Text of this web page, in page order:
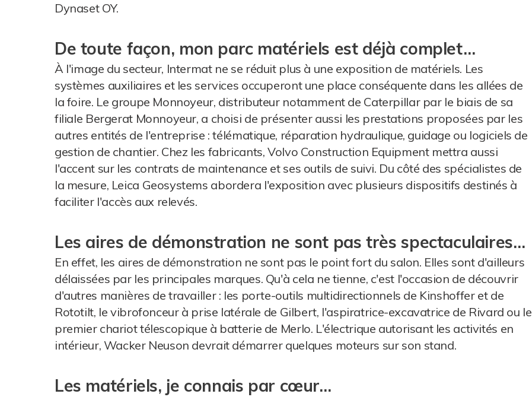
Dynaset OY.
De toute façon, mon parc matériels est déjà complet…
À l'image du secteur, Intermat ne se réduit plus à une exposition de matériels. Les
systèmes auxiliaires et les services occuperont une place conséquente dans les allées de
la foire. Le groupe Monnoyeur, distributeur notamment de Caterpillar par le biais de sa
filiale Bergerat Monnoyeur, a choisi de présenter aussi les prestations proposées par les
autres entités de l'entreprise : télématique, réparation hydraulique, guidage ou logiciels de
gestion de chantier. Chez les fabricants, Volvo Construction Equipment mettra aussi
l'accent sur les contrats de maintenance et ses outils de suivi. Du côté des spécialistes de
la mesure, Leica Geosystems abordera l'exposition avec plusieurs dispositifs destinés à
faciliter l'accès aux relevés.
Les aires de démonstration ne sont pas très spectaculaires…
En effet, les aires de démonstration ne sont pas le point fort du salon. Elles sont d'ailleurs
délaissées par les principales marques. Qu'à cela ne tienne, c'est l'occasion de découvrir
d'autres manières de travailler : les porte-outils multidirectionnels de Kinshoffer et de
Rototilt, le vibrofonceur à prise latérale de Gilbert, l'aspiratrice-excavatrice de Rivard ou le
premier chariot télescopique à batterie de Merlo. L'électrique autorisant les activités en
intérieur, Wacker Neuson devrait démarrer quelques moteurs sur son stand.
Les matériels, je connais par cœur…